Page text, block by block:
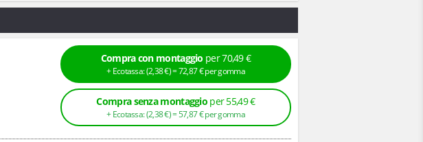
Compra con montaggio per 70,49 €
+ Ecotassa: (2,38€ ) =72,87€per gomma
Compra senza montaggio per 55,49 €
+ Ecotassa: (2,38€ ) =57,87€per gomma